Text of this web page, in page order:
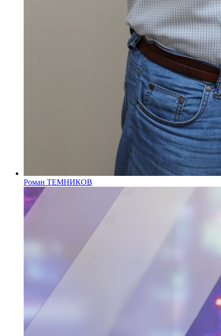
Роман ТЕМНИКОВ